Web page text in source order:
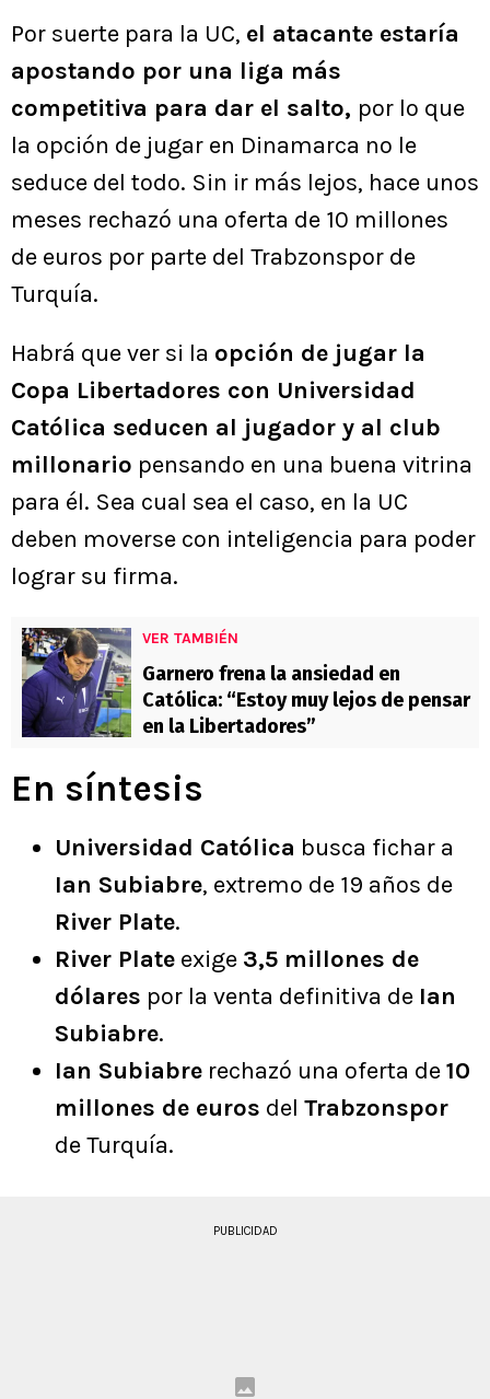
Por suerte para la UC, el atacante estaría
apostando por una liga más
competitiva para dar el salto, por lo que
la opción de jugar en Dinamarca no le
seduce del todo. Sin ir más lejos, hace unos
meses rechazó una oferta de 10 millones
de euros por parte del Trabzonspor de
Turquía.
Habrá que ver si la opción de jugar la
Copa Libertadores con Universidad
Católica seducen al jugador y al club
millonario pensando en una buena vitrina
para él. Sea cual sea el caso, en la UC
deben moverse con inteligencia para poder
lograr su firma.
VER TAMBIÉN
Garnero frena la ansiedad en
Católica: “Estoy muy lejos de pensar
en la Libertadores”
En síntesis
Universidad Católica busca fichar a
Ian Subiabre, extremo de 19 años de
River Plate.
River Plate exige 3,5 millones de
dólares por la venta definitiva de Ian
Subiabre.
Ian Subiabre rechazó una oferta de10
millones de euros del Trabzonspor
de Turquía.
PUBLICIDAD